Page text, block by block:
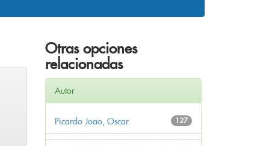
Otras opciones
relacionadas
Autor
127
Picardo Joao, Oscar